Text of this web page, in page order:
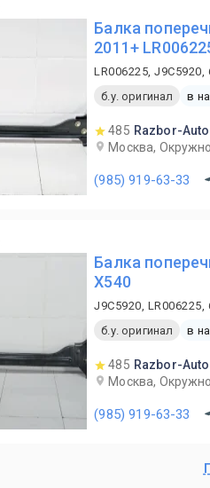
Балка
2011+
LR006225, J9C5920,
б.у. оригинал
в
485 Razbor-
Москва,
(985) 919-63-33
Балка
X540
J9C5920, LR006225,
б.у. оригинал
в
485 Razbor-
Москва,
(985) 919-63-33